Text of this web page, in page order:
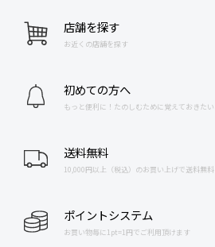
店舗を探す
お近くの店舗を探す
初めての方へ
もっと便利に！たのしむために覚えておきたい
送料無料
10,000円以上（税込）のお買い上げで送料無料
ポイントシステム
お買い物毎に1pt=1円でご利用頂けます